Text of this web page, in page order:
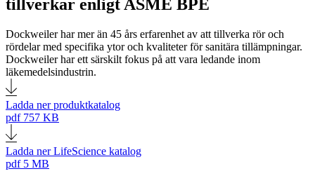
tillverkar enligt ASME BPE
Dockweiler har mer än 45 års erfarenhet av att tillverka rör och
rördelar med specifika ytor och kvaliteter för sanitära tillämpningar.
Dockweiler har ett särskilt fokus på att vara ledande inom
läkemedelsindustrin.
Ladda ner produktkatalog
pdf 757 KB
Ladda ner LifeScience katalog
pdf 5 MB